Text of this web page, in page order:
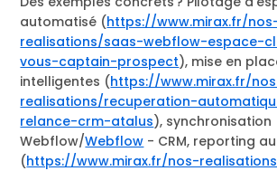
automatisé (https://www.mirax.fr/
realisations/saas-webflow-espace-
vous-captain-prospect), mise en
intelligentes (https://www.mirax.fr/
realisations/recuperation-
relance-crm-atalus), synchronisation
Webflow/Webflow - CRM, reporting
(https://www.mirax.fr/nos-